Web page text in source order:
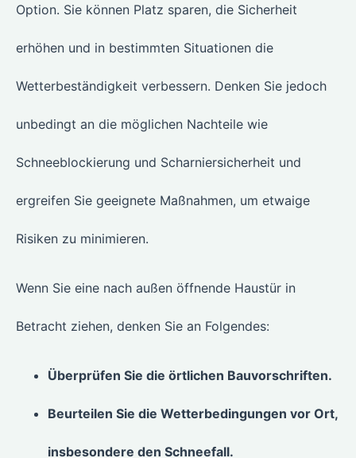
Option. Sie können Platz sparen, die Sicherheit
erhöhen und in bestimmten Situationen die
Wetterbeständigkeit verbessern. Denken Sie jedoch
unbedingt an die möglichen Nachteile wie
Schneeblockierung und Scharniersicherheit und
ergreifen Sie geeignete Maßnahmen, um etwaige
Risiken zu minimieren.
Wenn Sie eine nach außen öffnende Haustür in
Betracht ziehen, denken Sie an Folgendes:
Überprüfen Sie die örtlichen Bauvorschriften.
Beurteilen Sie die Wetterbedingungen vor Ort,
insbesondere den Schneefall.